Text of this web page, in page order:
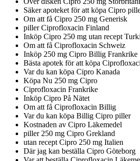
Säker apoteket för att köpa Cipro
Om att få Cipro 250 mg Generisk
piller Ciprofloxacin Finland
Inköp Cipro 250 mg utan recept
Om att få Ciprofloxacin Schweiz
Inköp 250 mg Cipro Billig Frankrike
Bästa apotek för att köpa
Var du kan köpa Cipro Kanada
Köpa Nu 250 mg Cipro
Ciprofloxacin Frankrike
Inköp Cipro På Nätet
Om att få Ciprofloxacin Billig
Var du kan köpa Billig Cipro piller
Kostnaden av Cipro Läkemedel
piller 250 mg Cipro Grekland
utan recept Cipro 250 mg Italien
Där jag kan beställa Cipro Göteborg